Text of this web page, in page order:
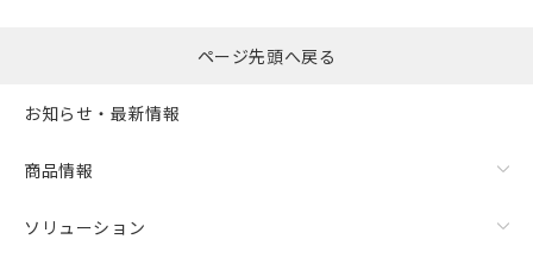
ページ先頭へ戻る
お知らせ・最新情報
商品情報
ソリューション